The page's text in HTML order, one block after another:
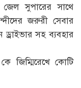
সুপারের সাথে
জরুরী সেবার
সহ ব্যবহার
জিম্মিরেখে কোটি